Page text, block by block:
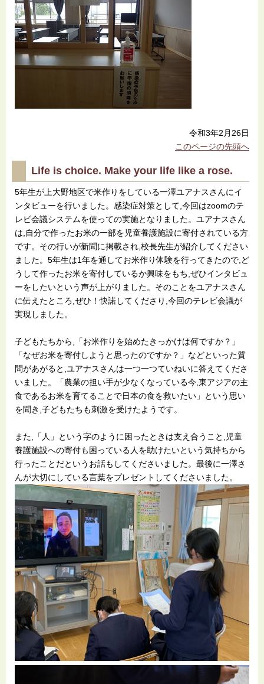
令和3年2月26日
このページの先頭へ
Life is choice. Make your life like a rose.
5年生が上大野地区で米作りをしている一澤ユアナスさんにイ
ンタビューを行いました。感染症対策として,今回はzoomのテ
レビ会議システムを使っての実施となりました。ユアナスさん
は,自分で作ったお米の一部を児童養護施設に寄付されている方
です。その行いが新聞に掲載され,校長先生が紹介してください
ました。5年生は1年を通してお米作り体験を行ってきたので,ど
うして作ったお米を寄付しているか興味をもち,ぜひインタビュ
ーをしたいという声が上がりました。そのことをユアナスさん
に伝えたところ,ぜひ！快諾してくださり,今回のテレビ会議が
実現しました。
子どもたちから,「お米作りを始めたきっかけは何ですか？」
「なぜお米を寄付しようと思ったのですか？」などといった質
問があがると,ユアナスさんは一つ一つていねいに答えてくださ
いました。「農業の担い手が少なくなっている今,東アジアの主
食であるお米を育てることで日本の食を救いたい」という思い
を聞き,子どもたちも刺激を受けたようです。
また,「人」という字のように困ったときは支え合うこと,児童
養護施設への寄付も困っている人を助けたいという気持ちから
行ったことだというお話もしてくださいました。最後に一澤さ
んが大切にしている言葉をプレゼントしてくださいました。